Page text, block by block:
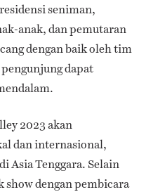
seniman,
anak, dan pemutaran
dengan baik oleh tim
dapat
2023 akan
dan internasional,
Asia Tenggara. Selain
show dengan pembicara